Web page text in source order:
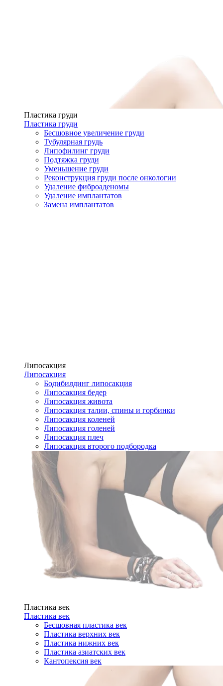
Пластика груди
Пластика груди
Бесшовное увеличение груди
Тубулярная грудь
Липофилинг груди
Подтяжка груди
Уменьшение груди
Реконструкция груди после онкологии
Удаление фиброаденомы
Удаление имплантатов
Замена имплантатов
Липосакция
Липосакция
Бодибилдинг липосакция
Липосакция бедер
Липосакция живота
Липосакция талии, спины и горбинки
Липосакция коленей
Липосакция голеней
Липосакция плеч
Липосакция второго подбородка
Пластика век
Пластика век
Бесшовная пластика век
Пластика верхних век
Пластика нижних век
Пластика азиатских век
Кантопексия век